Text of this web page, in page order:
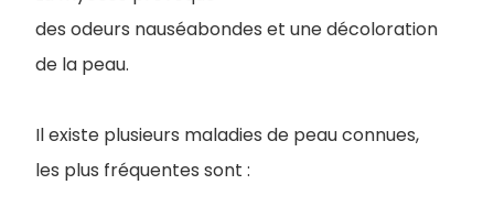
des odeurs nauséabondes et une décoloration
de la peau.
Il existe plusieurs maladies de peau connues,
les plus fréquentes sont :